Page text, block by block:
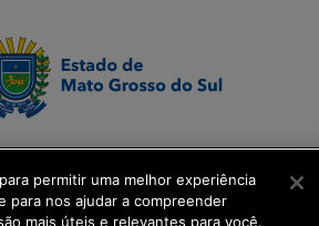
permitir uma melhor experiência
para nos ajudar a compreender
mais úteis e relevantes para você.